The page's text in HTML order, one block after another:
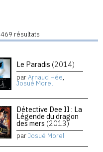
469 résultats
Le Paradis (2014)
parArnaud Hée,
Josué Morel
Détective Dee II : La
Légende du dragon
des mers (2013)
parJosué Morel